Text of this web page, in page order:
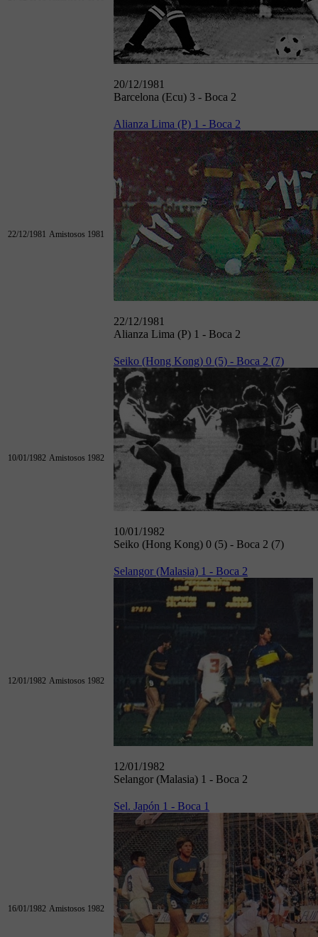
20/12/1981
Barcelona (Ecu) 3 - Boca 2
22/12/1981 Amistosos 1981
Alianza Lima (P) 1 - Boca 2
22/12/1981
Alianza Lima (P) 1 - Boca 2
10/01/1982 Amistosos 1982
Seiko (Hong Kong) 0 (5) - Boca 2 (7)
10/01/1982
Seiko (Hong Kong) 0 (5) - Boca 2 (7)
12/01/1982 Amistosos 1982
Selangor (Malasia) 1 - Boca 2
12/01/1982
Selangor (Malasia) 1 - Boca 2
16/01/1982 Amistosos 1982
Sel. Japón 1 - Boca 1